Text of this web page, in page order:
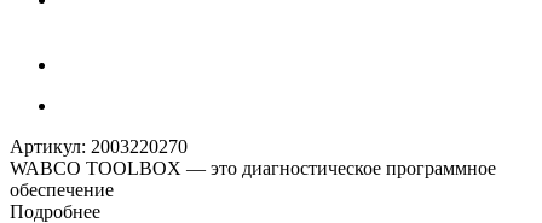
Артикул: 2003220270
WABCO TOOLBOX — это диагностическое программное
обеспечение
Подробнее